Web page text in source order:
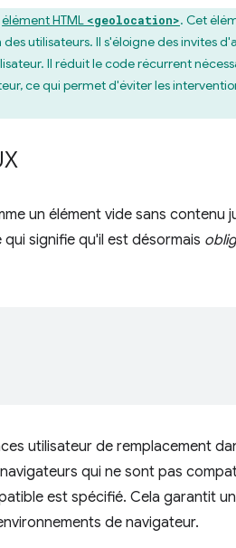
élément HTML <geolocation>. Cet
utilisateurs. Il s'éloigne des invites
Il réduit le code récurrent
ce qui permet d'éviter les
un élément vide sans contenu
signifie qu'il est désormais
utilisateur de remplacement
qui ne sont pas
est spécifié. Cela garantit
de navigateur.